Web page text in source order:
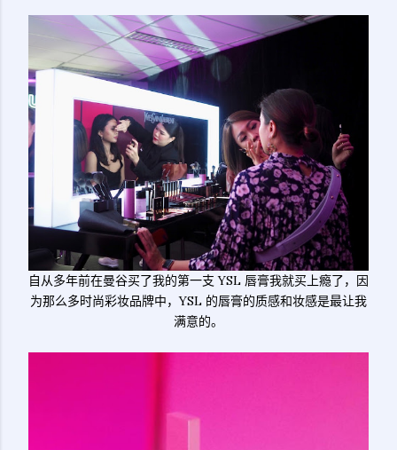
自从多年前在曼谷买了我的第一支 YSL 唇膏我就买上瘾了，因
为那么多时尚彩妆品牌中，YSL 的唇膏的质感和妆感是最让我
满意的。